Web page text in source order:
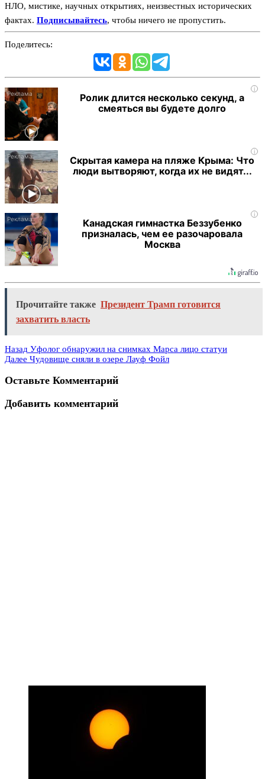
НЛО, мистике, научных открытиях, неизвестных исторических
фактах. Подписывайтесь, чтобы ничего не пропустить.
Поделитесь:
i
Ролик длится несколько секунд, а
смеяться вы будете долго
i
Скрытая камера на пляже Крыма: Что
люди вытворяют, когда их не видят...
i
Канадская гимнастка Беззубенко
призналась, чем ее разочаровала
Москва
Прочитайте также Президент Трамп готовится
захватить власть
Назад Уфолог обнаружил на снимках Марса лицо статуи
Далее Чудовище сняли в озере Лауф Фойл
Оставьте Комментарий
Добавить комментарий